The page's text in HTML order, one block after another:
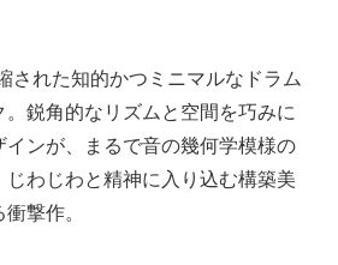
された知的かつミニマルなドラム
。鋭角的なリズムと空間を巧みに
インが、まるで音の幾何学模様の
じわじわと精神に入り込む構築美
撃作。